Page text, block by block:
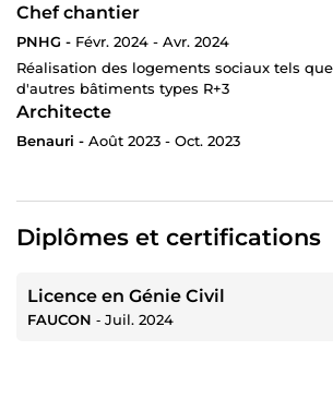
Chef chantier
PNHG - Févr. 2024 - Avr. 2024
Réalisation des logements sociaux tels
d'autres bâtiments types R+3
Architecte
Benauri - Août 2023 - Oct. 2023
Diplômes et certifications
Licence en Génie Civil
FAUCON ‐ Juil. 2024